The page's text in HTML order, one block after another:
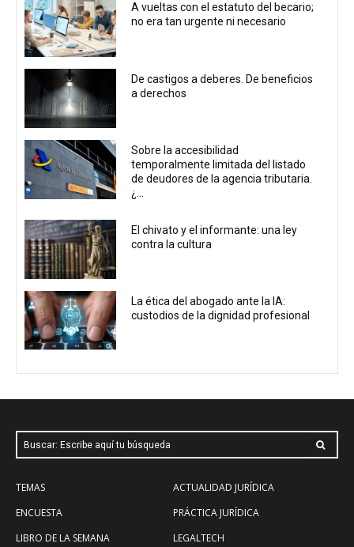
A vueltas con el estatuto del becario;
no era tan urgente ni necesario
De castigos a deberes. De beneficios
a derechos
Sobre la accesibilidad
temporalmente limitada del listado
de deudores de la agencia tributaria.
¿...
El chivato y el informante: una ley
contra la cultura
La ética del abogado ante la IA:
custodios de la dignidad profesional
Buscar: Escribe aquí tu búsqueda
TEMAS
ENCUESTA
LIBRO DE LA SEMANA
ACTUALIDAD JURÍDICA
PRÁCTICA JURÍDICA
LEGALTECH